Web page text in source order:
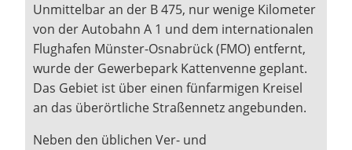
Unmittelbar an der B 475, nur wenige Kilometer
von der Autobahn A 1 und dem internationalen
Flughafen Münster-Osnabrück (FMO) entfernt,
wurde der Gewerbepark Kattenvenne geplant.
Das Gebiet ist über einen fünfarmigen Kreisel
an das überörtliche Straßennetz angebunden.
Neben den üblichen Ver- und